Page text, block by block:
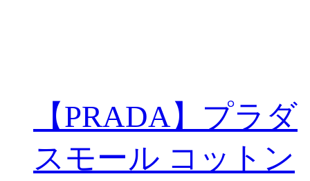
【PRADA】プラダ
スモール コットン